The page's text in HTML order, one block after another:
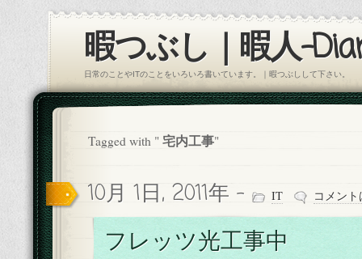
暇つぶし｜暇人-
日常のことやITのことをいろいろ書いています。｜暇つぶしして下さい。
Tagged with " 宅内工事"
10月 1日, 2011年 - IT コメン
フレッツ光工事中